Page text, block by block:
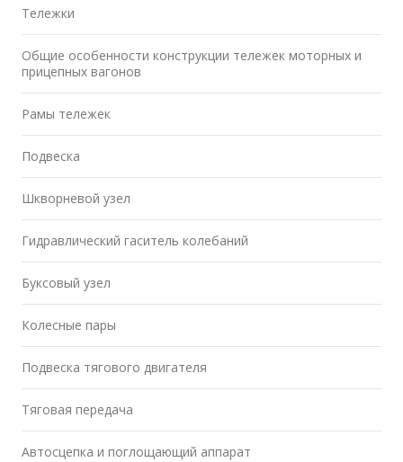
Тележки
Общие особенности конструкции тележек моторных и
прицепных вагонов
Рамы тележек
Подвеска
Шкворневой узел
Гидравлический гаситель колебаний
Буксовый узел
Колесные пары
Подвеска тягового двигателя
Тяговая передача
Автосцепка и поглощающий аппарат